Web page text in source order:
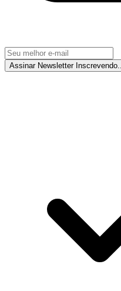
Assinar Newsletter Inscrevendo...